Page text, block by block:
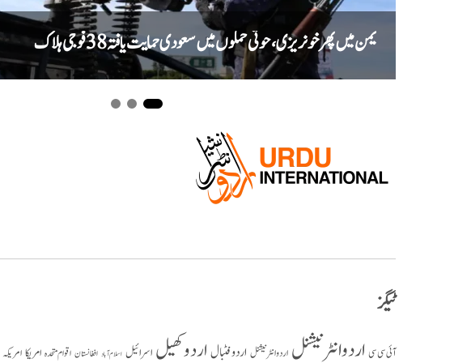
یمن میں پھر خونریزی، حوثی حملوں میں سعودی حمایت یافتہ 38 فوجی ہلاک
ٹیگز
آئی سی سی اردو انٹرنیشنل اردو انٹر نیشنل اردو فٹبالاردو کھیل اسرائیل اسلام آباد افغانستان اقوام متحدہ امریکاامریکہ